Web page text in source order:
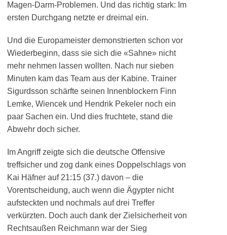
Magen-Darm-Problemen. Und das richtig stark: Im
ersten Durchgang netzte er dreimal ein.
Und die Europameister demonstrierten schon vor
Wiederbeginn, dass sie sich die «Sahne» nicht
mehr nehmen lassen wollten. Nach nur sieben
Minuten kam das Team aus der Kabine. Trainer
Sigurdsson schärfte seinen Innenblockern Finn
Lemke, Wiencek und Hendrik Pekeler noch ein
paar Sachen ein. Und dies fruchtete, stand die
Abwehr doch sicher.
Im Angriff zeigte sich die deutsche Offensive
treffsicher und zog dank eines Doppelschlags von
Kai Häfner auf 21:15 (37.) davon – die
Vorentscheidung, auch wenn die Ägypter nicht
aufsteckten und nochmals auf drei Treffer
verkürzten. Doch auch dank der Zielsicherheit von
Rechtsaußen Reichmann war der Sieg